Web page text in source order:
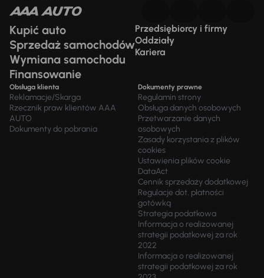
Kupić auto
Sprzedaż samochodów
Wymiana samochodu
Finansowanie
Przedsiębiorcy i firmy
Oddziały
Kariera
Obsługa klienta
Reklamacje/Skarga
Rzecznik praw klientów AAA
AUTO
Dokumenty do pobrania
Dokumenty prawne
Regulamin strony
Obsługa danych osobowych
Przetwarzanie danych
osobowych
Zasady korzystania z plików
cookies
Ustawienia plików cookie
DataAct
Cennik sprzedaży dodatkowej
Regulacje dot. płatności
gotówką
Strategia podatkowa
Informacja o realizowanej
strategii podatkowej za rok
2022
Informacja o realizowanej
strategii podatkowej za rok